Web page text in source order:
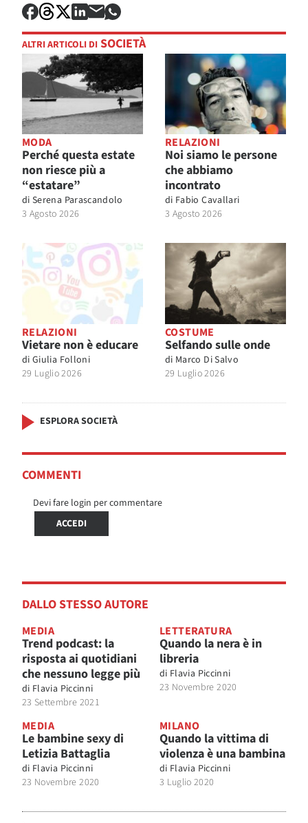
ALTRI ARTICOLI DI SOCIETÀ
MODA
Perché questa estate
non riesce più a
“estatare”
di Serena Parascandolo
3 Agosto 2026
RELAZIONI
Noi siamo le persone
che abbiamo
incontrato
di Fabio Cavallari
3 Agosto 2026
RELAZIONI
Vietare non è educare
di Giulia Folloni
29 Luglio 2026
COSTUME
Selfando sulle onde
di Marco Di Salvo
29 Luglio 2026
ESPLORA SOCIETÀ
COMMENTI
Devi fare login per commentare
ACCEDI
DALLO STESSO AUTORE
MEDIA
Trend podcast: la
risposta ai quotidiani
che nessuno legge più
di Flavia Piccinni
23 Settembre 2021
LETTERATURA
Quando la nera è in
libreria
di Flavia Piccinni
23 Novembre 2020
MEDIA
Le bambine sexy di
Letizia Battaglia
di Flavia Piccinni
23 Novembre 2020
MILANO
Quando la vittima di
violenza è una bambina
di Flavia Piccinni
3 Luglio 2020